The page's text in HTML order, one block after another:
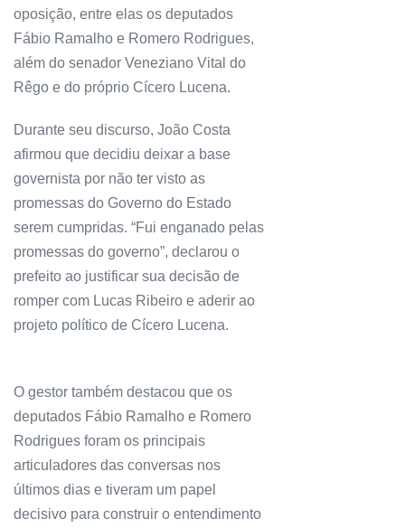
oposição, entre elas os deputados
Fábio Ramalho e Romero Rodrigues,
além do senador Veneziano Vital do
Rêgo e do próprio Cícero Lucena.
Durante seu discurso, João Costa
afirmou que decidiu deixar a base
governista por não ter visto as
promessas do Governo do Estado
serem cumpridas. “Fui enganado pelas
promessas do governo”, declarou o
prefeito ao justificar sua decisão de
romper com Lucas Ribeiro e aderir ao
projeto político de Cícero Lucena.
O gestor também destacou que os
deputados Fábio Ramalho e Romero
Rodrigues foram os principais
articuladores das conversas nos
últimos dias e tiveram um papel
decisivo para construir o entendimento